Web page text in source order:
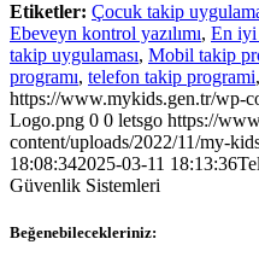
Etiketler: Çocuk takip
Ebeveyn kontrol yazılımı, En iyi
takip uygulaması, Mobil takip
programı, telefon takip programi,
https://www.mykids.gen.tr/wp-
Logo.png 0 0 letsgo https://
content/uploads/2022/11/my-
18:08:342025-03-11 18:13:36
Güvenlik Sistemleri
Beğenebilecekleriniz: